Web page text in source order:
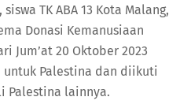
TK ABA 13 Kota Malang,
Donasi Kemanusiaan
Jum’at 20 Oktober 2023
untuk Palestina dan diikuti
Palestina lainnya.